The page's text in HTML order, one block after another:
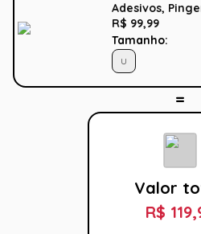
Adesivos,
R$ 99,99
Tamanho:
U
Valor
R$